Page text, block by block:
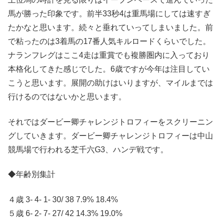
馬が勝った印象です。前半33秒4は重馬場にしては速すぎ
たかなと思います。続々と垂れていってしまいました。前
で粘ったのは3着馬の17番人気キルロードくらいでした。
ナランフレグはここ4走は重賞でも複勝圏内に入っており
本格化してきた感じでした。6歳ですが今年は注目してい
こうと思います。展開の助けはいりますが、マイルまでは
行けるのではないかと思います。
それではダービー卿チャレンジトロフィーをスクリーニン
グしていきます。ダービー卿チャレンジトロフィーは中山
競馬場で行われる芝千六G3、ハンデ戦です。
◆年齢別集計
４歳 3- 4- 1- 30/ 38 7.9% 18.4%
５歳 6- 2- 7- 27/ 42 14.3% 19.0%